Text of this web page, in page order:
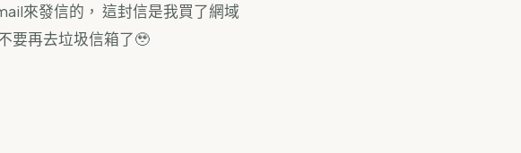
來發信的， 這封信是我買了網域
要再去垃圾信箱了🥹